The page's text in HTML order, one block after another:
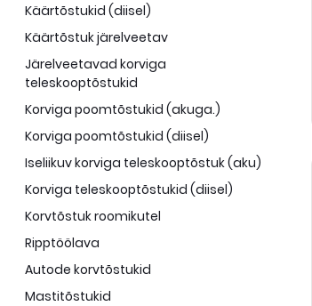
Käärtõstukid (diisel)
Käärtõstuk järelveetav
Järelveetavad korviga
teleskooptõstukid
Korviga poomtõstukid (akuga.)
Korviga poomtõstukid (diisel)
Iseliikuv korviga teleskooptõstuk (aku)
Korviga teleskooptõstukid (diisel)
Korvtõstuk roomikutel
Ripptöölava
Autode korvtõstukid
Mastitõstukid